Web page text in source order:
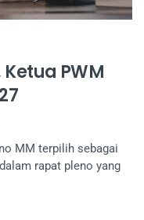
PWM
MM terpilih sebagai
rapat pleno yang